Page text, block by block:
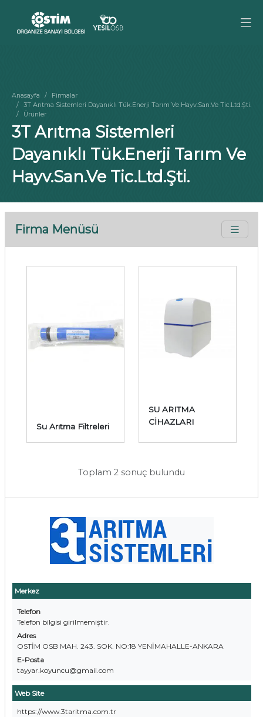
Anasayfa
Firmalar
3T Arıtma Sistemleri Dayanıklı Tük.Enerji Tarım Ve Hayv.San.Ve Tic.Ltd.Şti.
Ürünler
3T Arıtma Sistemleri
Dayanıklı Tük.Enerji Tarım Ve
Hayv.San.Ve Tic.Ltd.Şti.
Firma Menüsü
Merkez
Telefon
Telefon bilgisi girilmemiştir.
Adres
OSTİM OSB MAH. 243. SOK. NO:18 YENİMAHALLE-ANKARA
E-Posta
tayyar.koyuncu@gmail.com
Web Site
https://www.3taritma.com.tr
Su Arıtma Filtreleri
SU ARITMA
CİHAZLARI
Toplam 2 sonuç bulundu